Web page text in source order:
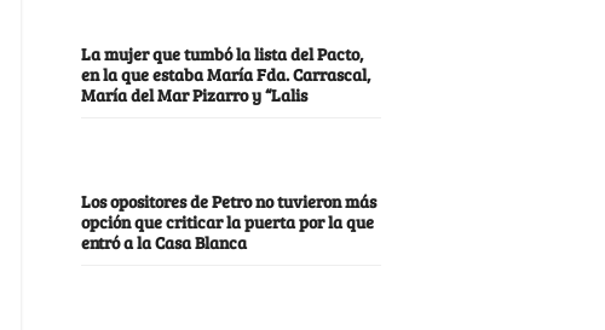
La mujer que tumbó la lista del Pacto,
en la que estaba María Fda. Carrascal,
María del Mar Pizarro y “Lalis
Los opositores de Petro no tuvieron más
opción que criticar la puerta por la que
entró a la Casa Blanca